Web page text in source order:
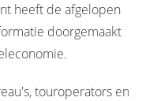
heeft de afgelopen
doorgemaakt
touroperators en